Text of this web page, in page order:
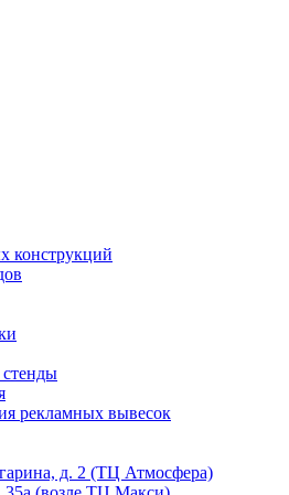
конструкций
рекламных вывесок
д. 2 (ТЦ Атмосфера)